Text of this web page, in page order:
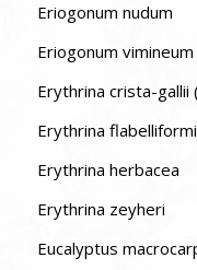
Eriogonum nudum
Eriogonum vimineum
Erythrina crista-gallii
Erythrina
Erythrina herbacea
Erythrina zeyheri
Eucalyptus